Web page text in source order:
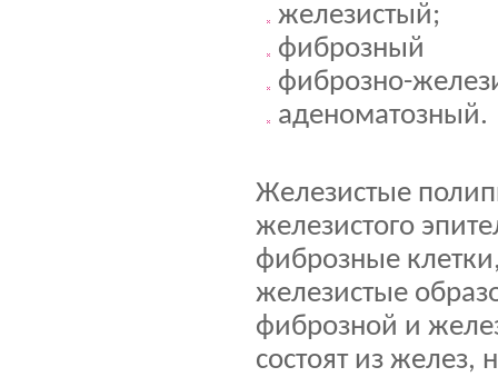
железистый;
фиброзный
фиброзно-
аденоматозный.
Железистые
железистого
фиброзные
железистые
фиброзной и
состоят из желез,